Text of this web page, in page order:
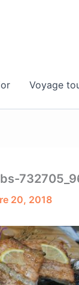
Voyage
20, 2018